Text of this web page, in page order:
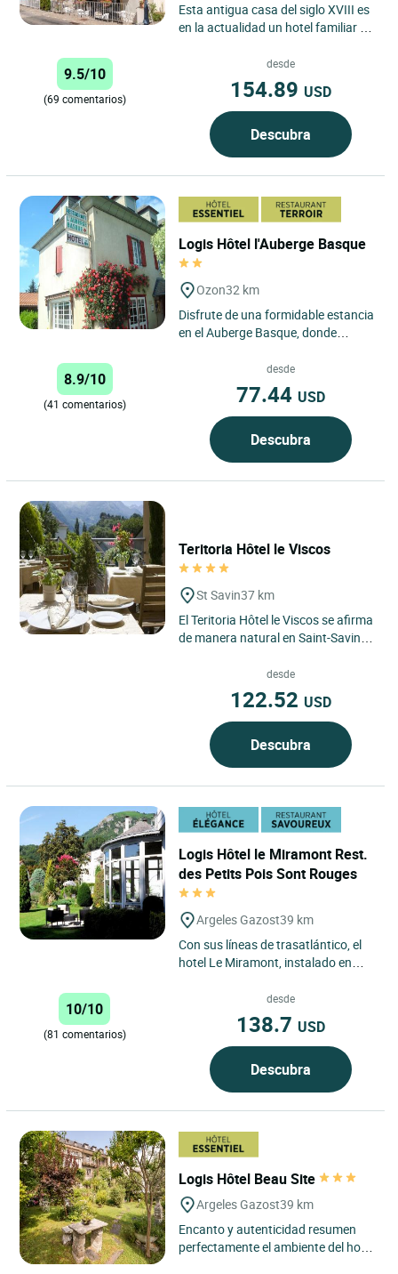
Esta antigua casa del siglo XVIII es
en la actualidad un hotel familiar en
9.5/10
(69 comentarios)
desde
154.89 USD
Descubra
Logis Hôtel l'Auberge Basque
Ozon32 km
Disfrute de una formidable estancia
en el Auberge Basque, donde
atentos al más mínimo detalle....
8.9/10
(41 comentarios)
desde
77.44 USD
Descubra
Teritoria Hôtel le Viscos
St Savin37 km
El Teritoria Hôtel le Viscos se afirma
de manera natural en Saint-Savin,
del Val d’Azun,...desde
122.52 USD
Descubra
Logis Hôtel le Miramont Rest.
des Petits Pois Sont Rouges
Argeles Gazost39 km
Con sus líneas de trasatlántico, el
hotel Le Miramont, instalado en
encuentra situado...
10/10
(81 comentarios)
desde
138.7 USD
Descubra
Logis Hôtel Beau Site
Argeles Gazost39 km
Encanto y autenticidad resumen
perfectamente el ambiente del hotel